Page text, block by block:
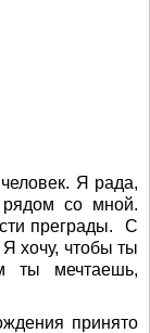
Я рада,
со мной.
преграды. С
хочу, чтобы ты
ты мечтаешь,
принято